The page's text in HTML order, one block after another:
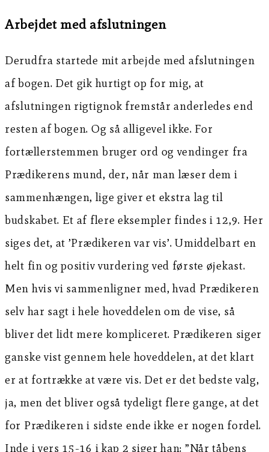
Arbejdet med afslutningen
Derudfra startede mit arbejde med afslutningen
af bogen. Det gik hurtigt op for mig, at
afslutningen rigtignok fremstår anderledes end
resten af bogen. Og så alligevel ikke. For
fortællerstemmen bruger ord og vendinger fra
Prædikerens mund, der, når man læser dem i
sammenhængen, lige giver et ekstra lag til
budskabet. Et af flere eksempler findes i 12,9. Her
siges det, at ’Prædikeren var vis’. Umiddelbart en
helt fin og positiv vurdering ved første øjekast.
Men hvis vi sammenligner med, hvad Prædikeren
selv har sagt i hele hoveddelen om de vise, så
bliver det lidt mere kompliceret. Prædikeren siger
ganske vist gennem hele hoveddelen, at det klart
er at fortrække at være vis. Det er det bedste valg,
ja, men det bliver også tydeligt flere gange, at det
for Prædikeren i sidste ende ikke er nogen fordel.
Inde i vers 15-16 i kap 2 siger han: ”Når tåbens